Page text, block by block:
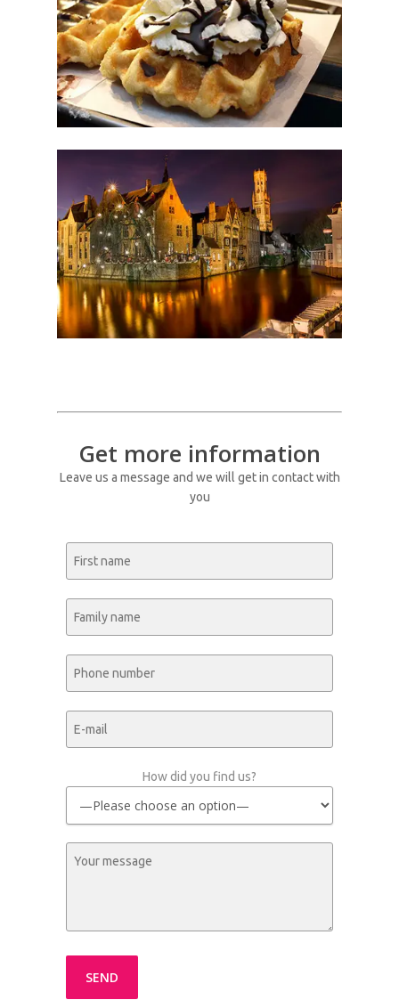
Get more information
Leave us a message and we will get in contact with
you
How did you find us?